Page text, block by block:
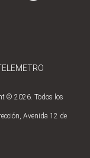
© 2026. Todos los
Avenida 12 de